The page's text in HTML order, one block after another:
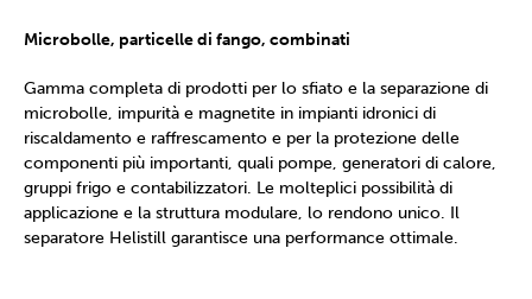
Microbolle, particelle di fango, combinati
Gamma completa di prodotti per lo sfiato e la separazione di
microbolle, impurità e magnetite in impianti idronici di
riscaldamento e raffrescamento e per la protezione delle
componenti più importanti, quali pompe, generatori di calore,
gruppi frigo e contabilizzatori. Le molteplici possibilità di
applicazione e la struttura modulare, lo rendono unico. Il
separatore Helistill garantisce una performance ottimale.